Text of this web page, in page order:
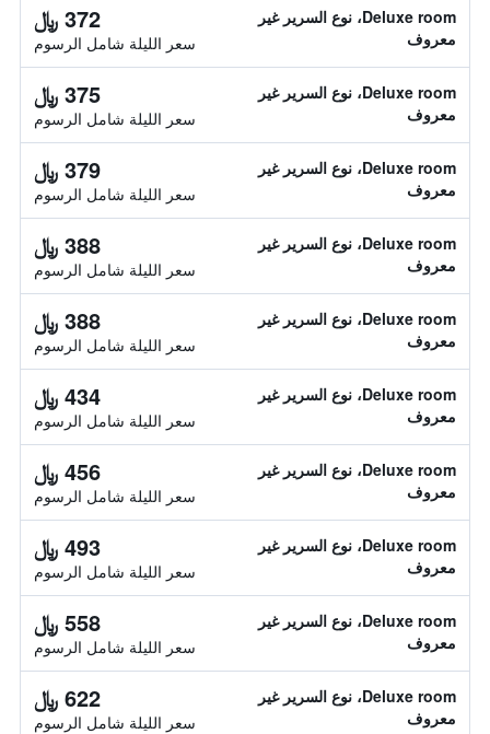
Deluxe room، نوع السرير غير
معروف
372 ﷼
سعر الليلة شامل الرسوم
Deluxe room، نوع السرير غير
معروف
375 ﷼
سعر الليلة شامل الرسوم
Deluxe room، نوع السرير غير
معروف
379 ﷼
سعر الليلة شامل الرسوم
Deluxe room، نوع السرير غير
معروف
388 ﷼
سعر الليلة شامل الرسوم
Deluxe room، نوع السرير غير
معروف
388 ﷼
سعر الليلة شامل الرسوم
Deluxe room، نوع السرير غير
معروف
434 ﷼
سعر الليلة شامل الرسوم
Deluxe room، نوع السرير غير
معروف
456 ﷼
سعر الليلة شامل الرسوم
Deluxe room، نوع السرير غير
معروف
493 ﷼
سعر الليلة شامل الرسوم
Deluxe room، نوع السرير غير
معروف
558 ﷼
سعر الليلة شامل الرسوم
Deluxe room، نوع السرير غير
معروف
622 ﷼
سعر الليلة شامل الرسوم